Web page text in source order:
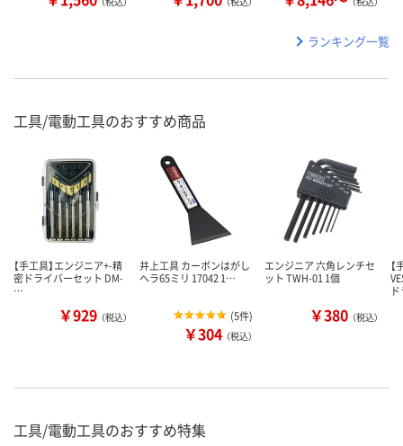
ランキング一覧
工具/電動工具のおすすめ商品
【手工具】エンジニア+-精
密ドライバーセット DM-
…
￥929 （税込）
井上工具 カーボンはがし
ヘラ65ミリ 17042 1…
(5件)
￥304 （税込）
エンジニア 六角レンチセ
ット TWH-01 1個
￥380 （税込）
工具/電動工具のおすすめ特集